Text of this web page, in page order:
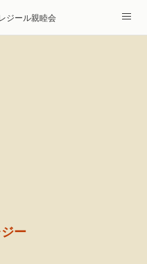
ジール親睦会
ー